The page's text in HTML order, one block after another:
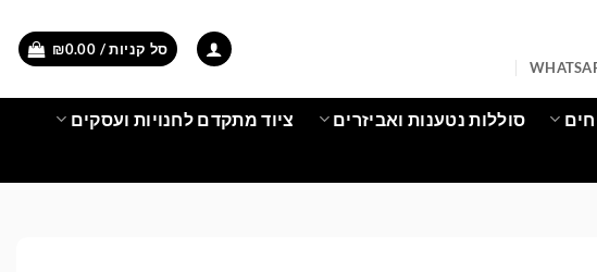
סל קניות / ₪0.00
סוללות נטענות ואביזרים ציוד מתקדם לחנויות ועסקים